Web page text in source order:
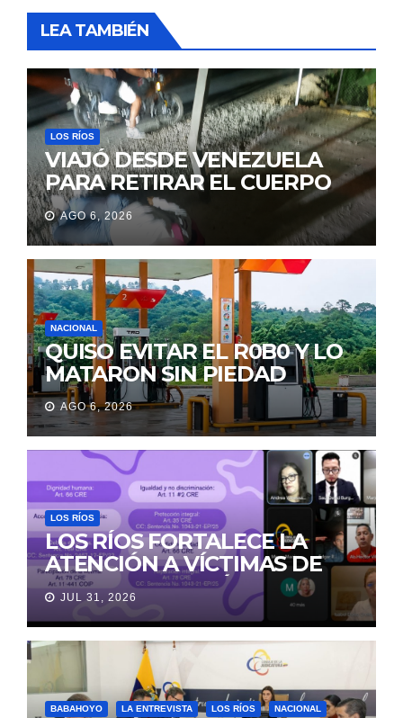
LEA TAMBIÉN
LOS RÍOS
VIAJÓ DESDE VENEZUELA
PARA RETIRAR EL CUERPO
DE SU MARIDO QUE
PERMANECIÓ SEIS DÍAS EN
LA MORGUE
AGO 6, 2026
NACIONAL
QUISO EVITAR EL R0B0 Y LO
MATARON SIN PIEDAD
AGO 6, 2026
LOS RÍOS
LOS RÍOS FORTALECE LA
ATENCIÓN A VÍCTIMAS DE
VIOLENCIA DE GÉNERO
PARA EVITAR LA
REVICTIMIZACIÓN
JUL 31, 2026
BABAHOYO LA ENTREVISTA LOS RÍOS NACIONAL